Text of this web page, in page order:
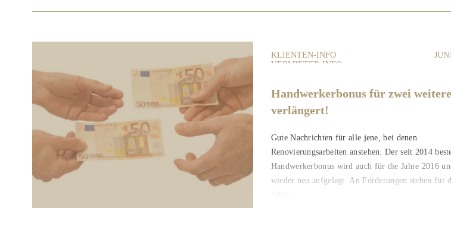
KLIENTEN-INFO
VERMIETER-INFO
Handwerkerbonus für zwei
verlängert!
Gute Nachrichten für alle jene, bei denen
Renovierungsarbeiten anstehen. Der seit 2014
Handwerkerbonus wird auch für die Jahre 2016
wieder neu aufgelegt. An Förderungen stehen für
Jahre...